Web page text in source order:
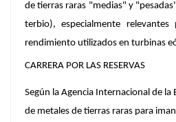
de tierras raras "medias" y
terbio), especialmente
rendimiento utilizados en turbinas
CARRERA POR LAS RESERVAS
Según la Agencia Internacional de la
de metales de tierras raras para